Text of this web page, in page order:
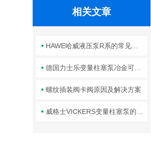
相关文章
螺纹插装阀卡阀原因及解决方案